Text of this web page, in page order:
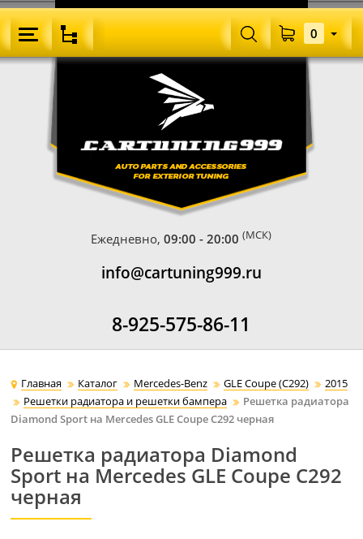
Ежедневно,09:00 - 20:00 (МСК)
info@cartuning999.ru
8-925-575-86-11
0
Главная Каталог Mercedes-Benz GLE Coupe (C292)
2015
Решетки радиатора и решетки бампера
Решетка радиатора
Diamond Sport на Mercedes GLE Coupe C292 черная
Решетка радиатора Diamond
Sport на Mercedes GLE Coupe C292
черная